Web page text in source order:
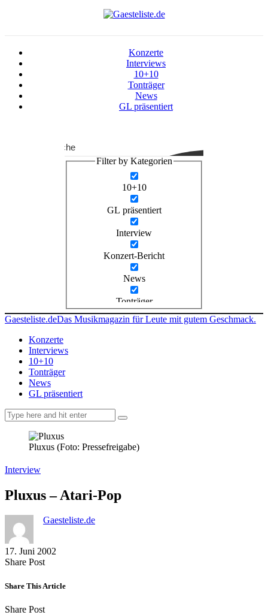
Konzerte
Interviews
10+10
Tonträger
News
GL präsentiert
Suche
Filter by Kategorien
10+10
GL präsentiert
Interview
Konzert-Bericht
News
Tonträger
Gaesteliste.deDas Musikmagazin für Leute mit gutem Geschmack.
Konzerte
Interviews
10+10
Tonträger
News
GL präsentiert
Pluxus (Foto: Pressefreigabe)
Interview
Pluxus – Atari-Pop
Gaesteliste.de
17. Juni 2002
Share PostShare
Facebook
Copy
to
Send
via
Share This Article
Share PostShare
Copy
Send